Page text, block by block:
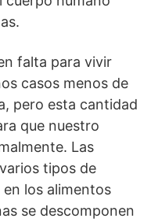
falta para vivir
casos menos de
pero esta cantidad
que nuestro
Las
tipos de
los alimentos
se descomponen